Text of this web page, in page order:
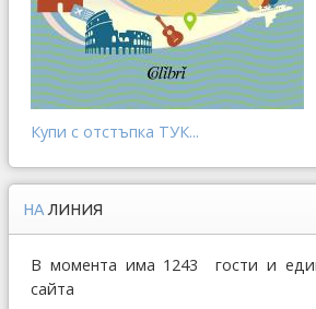
Купи с отстъпка ТУК...
НА ЛИНИЯ
В момента има 1243 гости и
сайта